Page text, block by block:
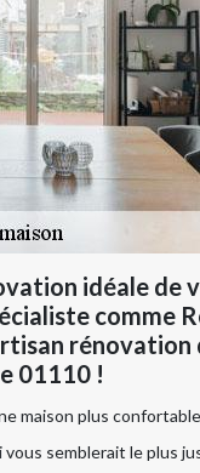
idéale de
comme
rénovation
01110 !
maison plus
vous semblerait le plus